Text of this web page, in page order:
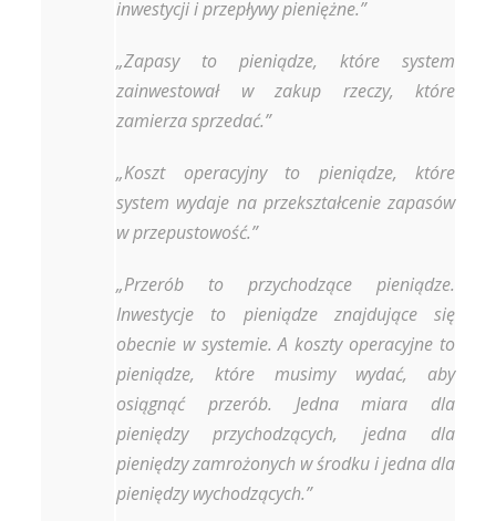
inwestycji i przepływy pieniężne.”
„Zapasy to pieniądze, które system
zainwestował w zakup rzeczy, które
zamierza sprzedać.”
„Koszt operacyjny to pieniądze, które
system wydaje na przekształcenie zapasów
w przepustowość.”
„Przerób to przychodzące pieniądze.
Inwestycje to pieniądze znajdujące się
obecnie w systemie. A koszty operacyjne to
pieniądze, które musimy wydać, aby
osiągnąć przerób. Jedna miara dla
pieniędzy przychodzących, jedna dla
pieniędzy zamrożonych w środku i jedna dla
pieniędzy wychodzących.”